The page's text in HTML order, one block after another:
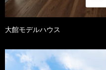
大館モデルハウス